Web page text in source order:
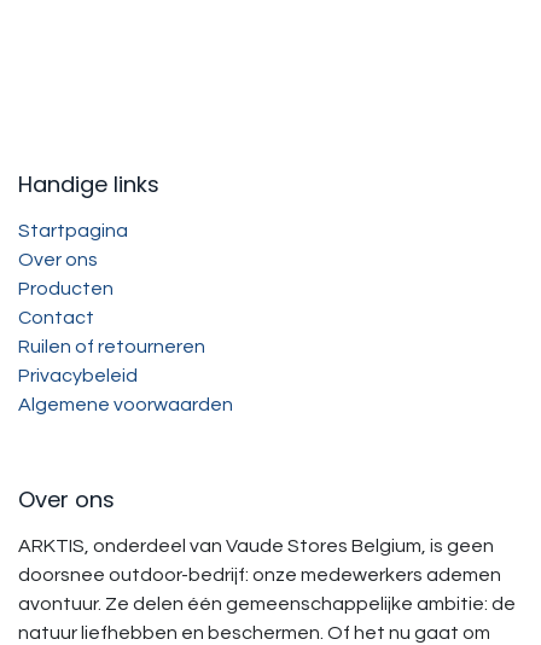
Handige links
Startpagina
Over ons
Producten
Contact
Ruilen of retourneren
Privacybeleid
Algemene voorwaarden
Over ons
ARKTIS, onderdeel van Vaude Stores Belgium, is geen
doorsnee outdoor-bedrijf: onze medewerkers ademen
avontuur. Ze delen één gemeenschappelijke ambitie: de
natuur liefhebben en beschermen. Of het nu gaat om